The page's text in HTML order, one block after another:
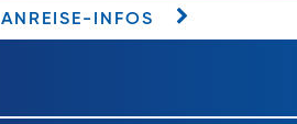
ANREISE-INFOS